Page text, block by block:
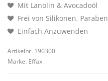
Mit Lanolin & Avocadoöl
Frei von Silikonen,
Einfach Anzuwenden
Artikelnr. 190300
Marke: Effax